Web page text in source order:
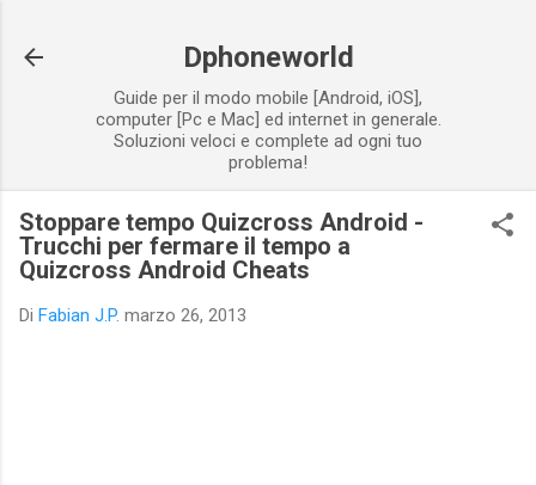
Dphoneworld
Guide per il modo mobile [Android, iOS],
computer [Pc e Mac] ed internet in generale.
Soluzioni veloci e complete ad ogni tuo
problema!
Stoppare tempo Quizcross Android -
Trucchi per fermare il tempo a
Quizcross Android Cheats
Di Fabian J.P. marzo 26, 2013